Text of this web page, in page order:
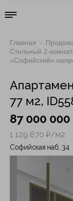
Главная
Стильный 2-
«Софийский»
77 м2,
87 000 000
1 129 870 ₽/м2
Софийская наб, 34